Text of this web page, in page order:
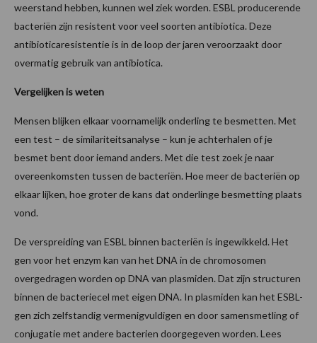
weerstand hebben, kunnen wel ziek worden. ESBL producerende
bacteriën zijn resistent voor veel soorten antibiotica. Deze
antibioticaresistentie is in de loop der jaren veroorzaakt door
overmatig gebruik van antibiotica.
Vergelijken is weten
Mensen blijken elkaar voornamelijk onderling te besmetten. Met
een test – de similariteitsanalyse – kun je achterhalen of je
besmet bent door iemand anders. Met die test zoek je naar
overeenkomsten tussen de bacteriën. Hoe meer de bacteriën op
elkaar lijken, hoe groter de kans dat onderlinge besmetting plaats
vond.
De verspreiding van ESBL binnen bacteriën is ingewikkeld. Het
gen voor het enzym kan van het DNA in de chromosomen
overgedragen worden op DNA van plasmiden. Dat zijn structuren
binnen de bacteriecel met eigen DNA. In plasmiden kan het ESBL-
gen zich zelfstandig vermenigvuldigen en door samensmetling of
conjugatie met andere bacterien doorgegeven worden. Lees